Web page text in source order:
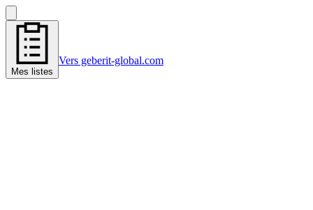
Mes listes
Vers geberit-global.com